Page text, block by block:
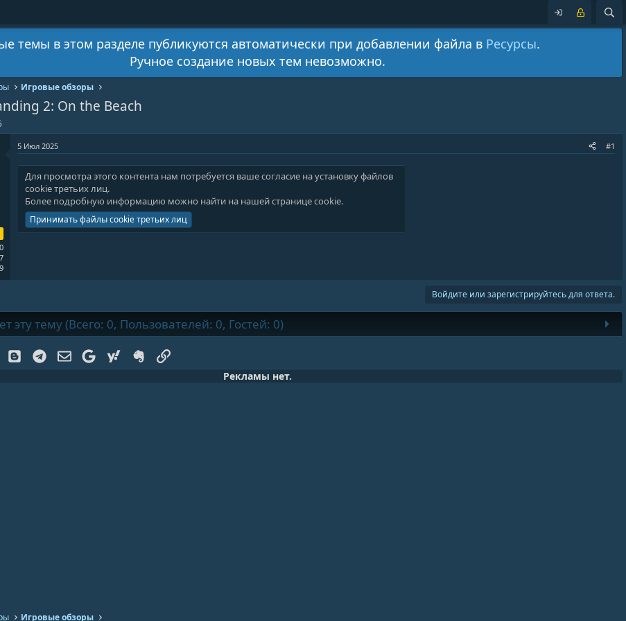
темы в этом разделе публикуются автоматически при добавлении файла в Ресурсы.
Ручное создание новых тем невозможно.
Игровые обзоры
2: On the Beach
5 Июл 2025 #1
Для просмотра этого контента нам потребуется ваше согласие на установку файлов
cookie третьих лиц.
Более подробную информацию можно найти на нашейстранице cookie.
Принимать файлы cookie третьих лиц
Войдите или зарегистрируйтесь для ответа.
эту тему (Всего: 0, Пользователей: 0, Гостей: 0)
Ok BloggerTelegramЭлектронная почта
GoogleYahoo EvernoteСсылка
Рекламы нет.
Игровые обзоры